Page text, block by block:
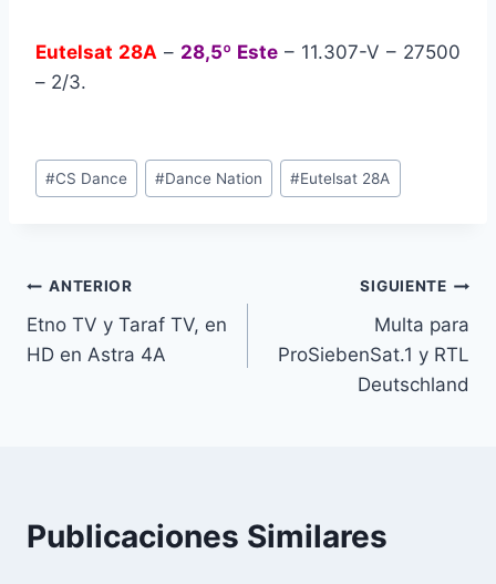
Eutelsat 28A – 28,5º Este – 11.307-V – 27500
– 2/3.
Etiquetas
de
#CS Dance #Dance Nation #Eutelsat 28A
Navegación
de
ANTERIOR
Etno TV y Taraf TV, en
HD en Astra 4A
SIGUIENTE
Multa para
ProSiebenSat.1 y RTL
Deutschland
Publicaciones Similares